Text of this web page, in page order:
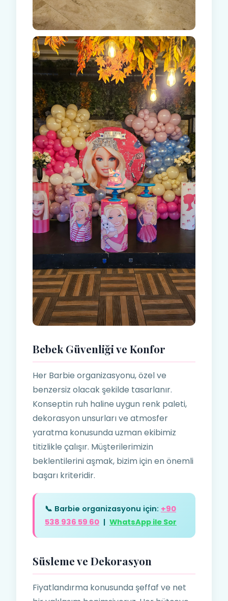
Bebek Güvenliği ve Konfor
Her Barbie organizasyonu, özel ve
benzersiz olacak şekilde tasarlanır.
Konseptin ruh haline uygun renk paleti,
dekorasyon unsurları ve atmosfer
yaratma konusunda uzman ekibimiz
titizlikle çalışır. Müşterilerimizin
beklentilerini aşmak, bizim için en önemli
başarı kriteridir.
📞 Barbie organizasyonu için: +90
538 936 59 60 | WhatsApp ile Sor
Süsleme ve Dekorasyon
Fiyatlandırma konusunda şeffaf ve net